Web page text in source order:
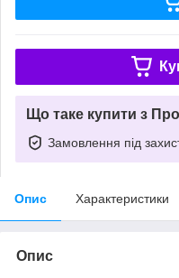
Що таке купити з
Замовлення під
Опис Характеристики
Опис